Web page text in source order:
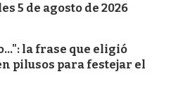
5 de agosto de 2026
la frase que eligió
pilusos para festejar el